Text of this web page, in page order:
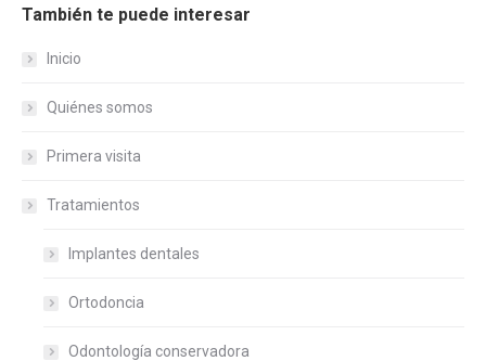
También te puede interesar
Inicio
Quiénes somos
Primera visita
Tratamientos
Implantes dentales
Ortodoncia
Odontología conservadora